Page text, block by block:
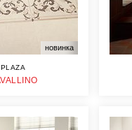
новинка
PLAZA